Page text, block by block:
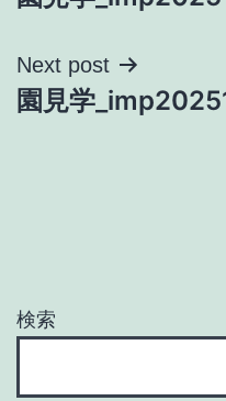
稿
ナ
ビ
ョ
Next post
園見学
検索